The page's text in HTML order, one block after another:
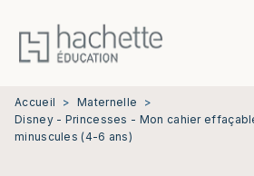
MENU RECHERCHE
PIED DE PAGE
Accueil > Maternelle
>
Disney - Princesses - Mon cahier
minuscules (4-6 ans)